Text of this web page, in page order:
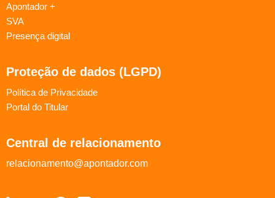
Apontador +
SVA
Presença digital
Proteção de dados (LGPD)
Política de Privacidade
Portal do Titular
Central de relacionamento
relacionamento@apontador.com